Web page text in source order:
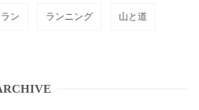
ン ランニング 山と道